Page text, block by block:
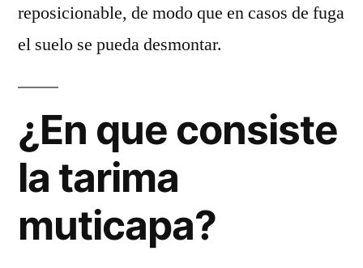
reposicionable, de modo que en casos de fuga
el suelo se pueda desmontar.
¿En que consiste
la tarima
muticapa?